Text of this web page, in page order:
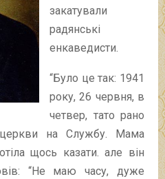
закатували
радянські
енкаведисти.
“Було це так: 1941
року, 26 червня, в
четвер, тато рано
на Службу. Мама
щось казати. але він
“Не маю часу, дуже